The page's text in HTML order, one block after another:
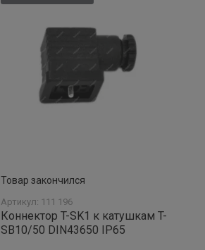
Товар закончился
Артикул: 111 196
Коннектор T-SK1 к катушкам T-
SB10/50 DIN43650 IP65